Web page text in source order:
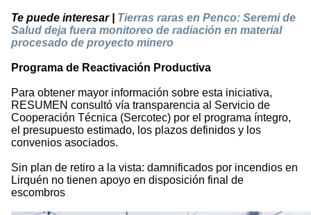
Te puede interesar | Tierras raras en Penco: Seremi de
Salud deja fuera monitoreo de radiación en material
procesado de proyecto minero
Programa de Reactivación Productiva
Para obtener mayor información sobre esta iniciativa,
RESUMEN consultó vía transparencia al Servicio de
Cooperación Técnica (Sercotec) por el programa íntegro,
el presupuesto estimado, los plazos definidos y los
convenios asociados.
Sin plan de retiro a la vista: damnificados por incendios en
Lirquén no tienen apoyo en disposición final de
escombros